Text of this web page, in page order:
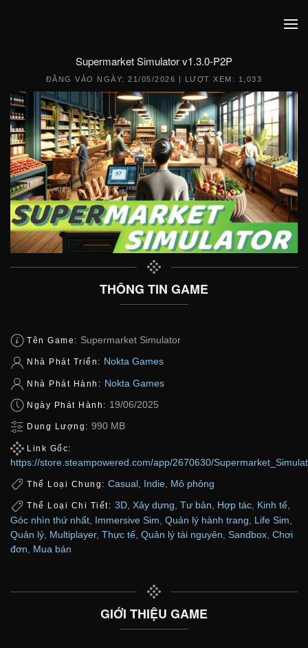
Supermarket Simulator v1.3.0-P2P
ĐĂNG VÀO NGÀY:21/05/2026 | LƯỢT XEM: 1,033
THÔNG TIN GAME
Tên Game: Supermarket Simulator
Nhà Phát Triển: Nokta Games
Nhà Phát Hành: Nokta Games
Ngày Phát Hành: 19/06/2025
Dung Lượng: 990 MB
Link Gốc:
https://store.steampowered.com/app/2670630/
Thể Loại Chung: Casual Indie Mô phỏng
Thể Loại Chi Tiết: 3D, Xây dựng, Tư bản, Hợp tác, Kinh tế,
Góc nhìn thứ nhất Immersive Sim Quản lý hành trang Life Sim
Quản lý Multiplayer, Thực tế Quản lý tài nguyên Sandbox Chơi
đơn
Mua bán
GIỚI THIỆU GAME